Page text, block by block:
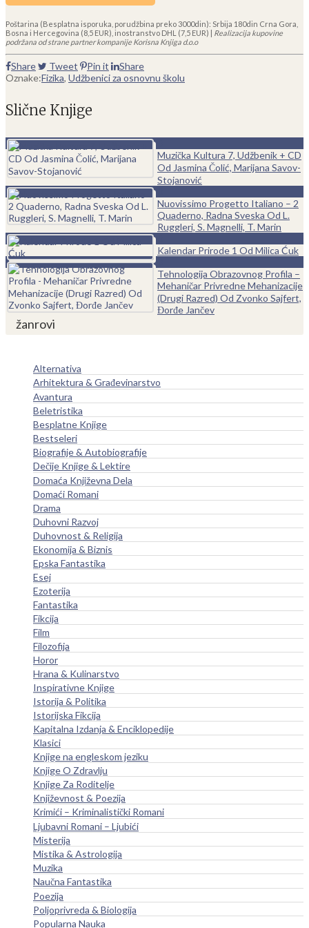
Poštarina (Besplatna isporuka, porudžbina preko 3000din): Srbija 180din Crna Gora,
Bosna i Hercegovina (8,5 EUR), inostranstvo DHL (7,5 EUR) | Realizacija kupovine
podržana od strane partner kompanije Korisna Knjiga d.o.o
Share Tweet Pin it
Share
Oznake:Fizika, Udžbenici za osnovnu školu
Slične Knjige
Muzička Kultura 7, Udžbenik + CD
Od Jasmina Čolić, Marijana Savov-
Stojanović
Nuovissimo Progetto Italiano – 2
Quaderno, Radna Sveska Od L.
Ruggleri, S. Magnelli, T. Marin
Kalendar Prirode 1 Od Milica Ćuk
Tehnologija Obrazovnog Profila –
Mehaničar Privredne Mehanizacije
(Drugi Razred) Od Zvonko Sajfert,
Đorđe Jančev
žanrovi
Alternativa
Arhitektura & Građevinarstvo
Avantura
Beletristika
Besplatne Knjige
Bestseleri
Biografije & Autobiografije
Dečije Knjige & Lektire
Domaća Književna Dela
Domaći Romani
Drama
Duhovni Razvoj
Duhovnost & Religija
Ekonomija & Biznis
Epska Fantastika
Esej
Ezoterija
Fantastika
Fikcija
Film
Filozofija
Horor
Hrana & Kulinarstvo
Inspirativne Knjige
Istorija & Politika
Istorijska Fikcija
Kapitalna Izdanja & Enciklopedije
Klasici
Knjige na engleskom jeziku
Knjige O Zdravlju
Knjige Za Roditelje
Književnost & Poezija
Krimići – Kriminalistički Romani
Ljubavni Romani – Ljubići
Misterija
Mistika & Astrologija
Muzika
Naučna Fantastika
Poezija
Poljoprivreda & Biologija
Popularna Nauka